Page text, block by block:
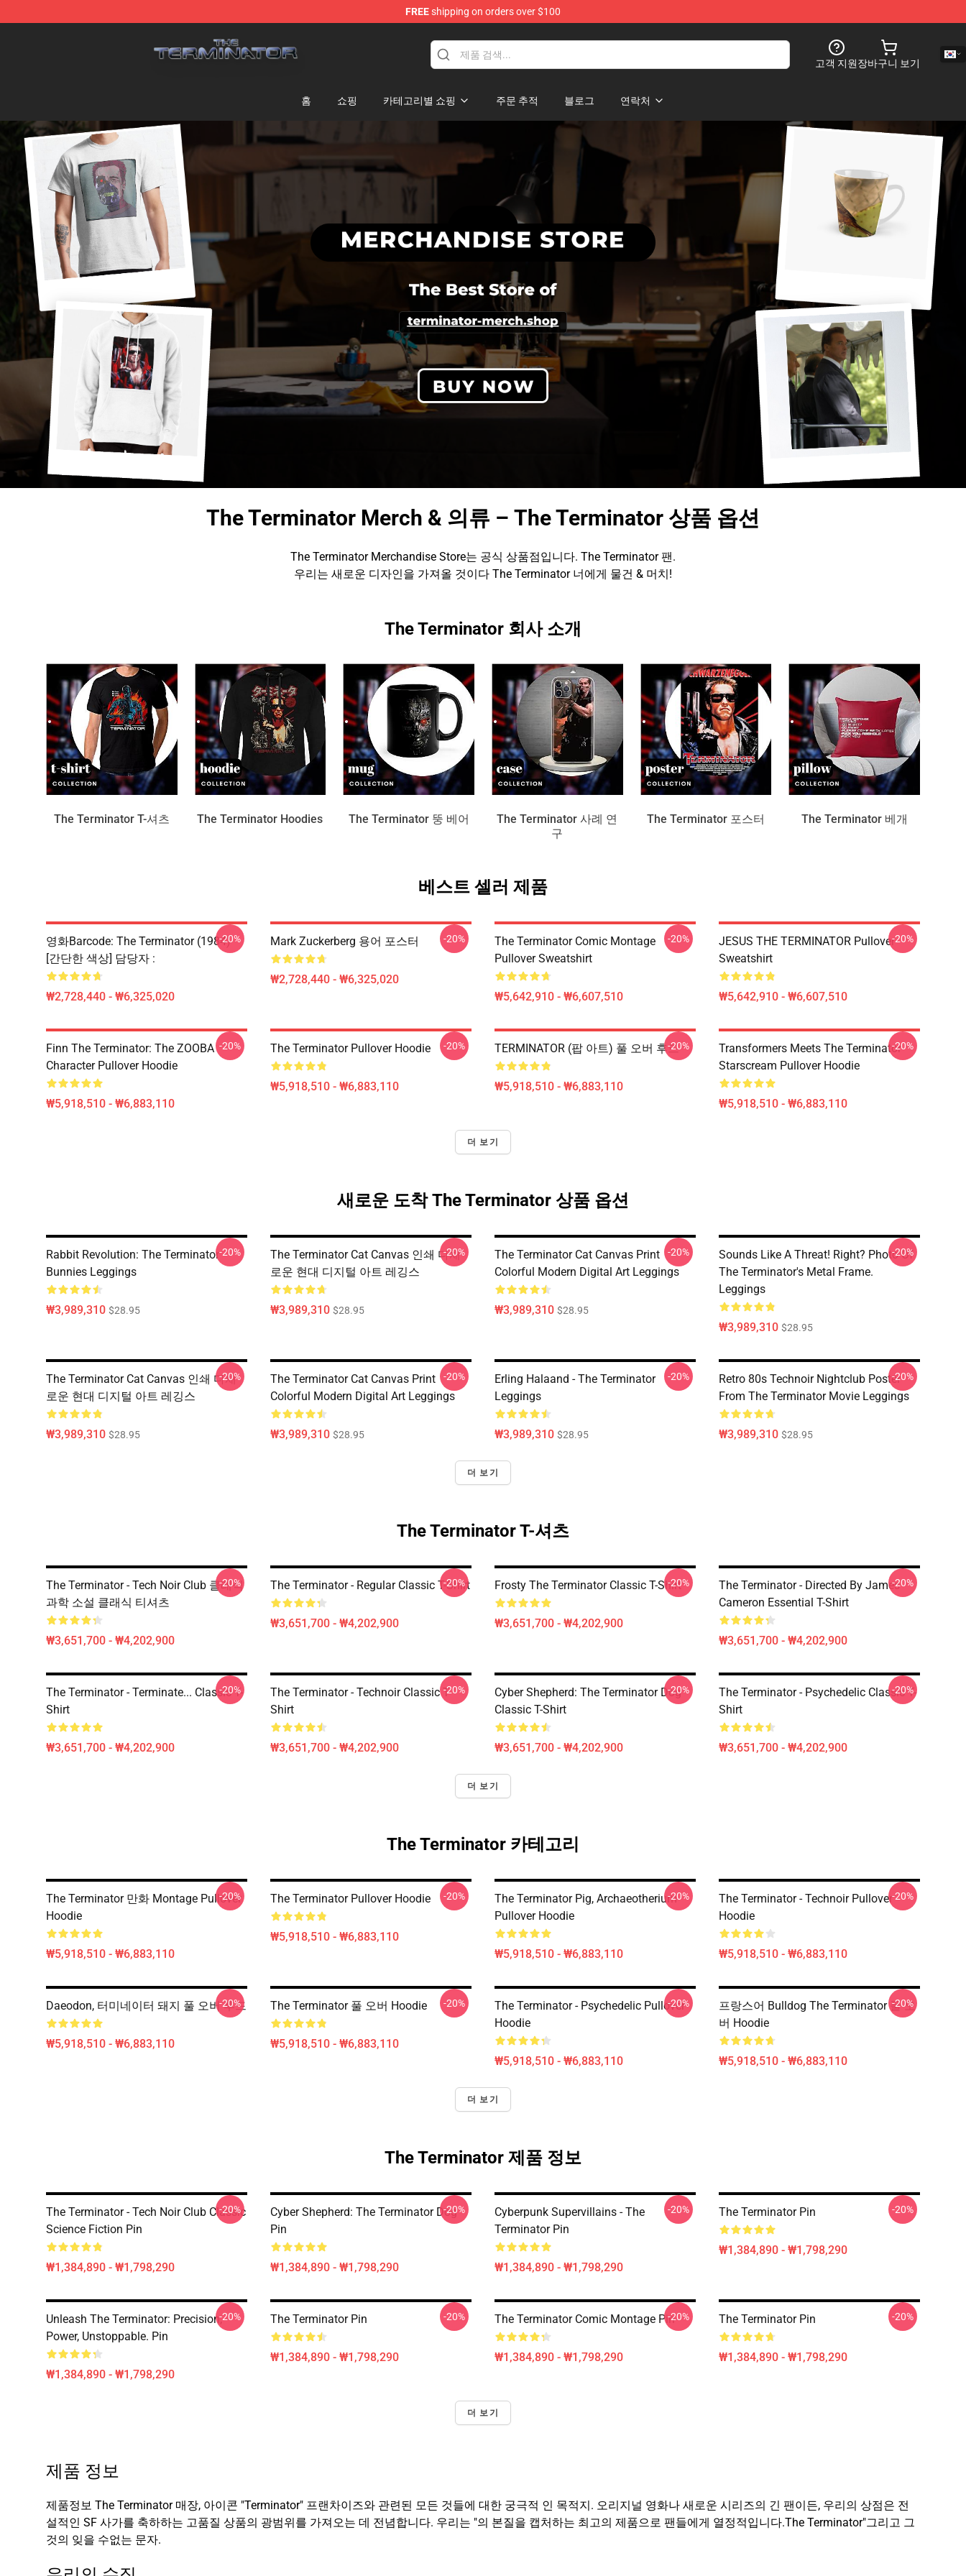
FREEshipping on orders over $100
고객 지원장바구니 보기
홈 쇼핑 카테고리별 쇼핑 주문 추적 블로그 연락처
The Terminator Merch & 의류 – The Terminator 상품 옵션
The Terminator Merchandise Store는 공식 상품점입니다. The Terminator 팬.
우리는 새로운 디자인을 가져올 것이다 The Terminator 너에게 물건 & 머치!
The Terminator 회사 소개
The Terminator T-셔츠 The Terminator Hoodies The Terminator 뚱 베어
The Terminator 사례 연
구
The Terminator 포스터 The Terminator 베개
베스트 셀러 제품
영화barcode: The Terminator (1984)
[간단한 색상] 담당자 :
₩2,728,440 - ₩6,325,020
-20% Mark Zuckerberg 용어 포스터
₩2,728,440 - ₩6,325,020
-20%
The Terminator Comic Montage
Pullover Sweatshirt
₩5,642,910 - ₩6,607,510
-20%
JESUS THE TERMINATOR Pullover
Sweatshirt
₩5,642,910 - ₩6,607,510
-20%
Finn The Terminator: The ZOOBA
Character Pullover Hoodie
₩5,918,510 - ₩6,883,110
-20% The Terminator Pullover Hoodie
₩5,918,510 - ₩6,883,110
-20% TERMINATOR (팝 아트) 풀 오버 후드
₩5,918,510 - ₩6,883,110
-20%
Transformers Meets The Terminator
Starscream Pullover Hoodie
₩5,918,510 - ₩6,883,110
-20%
더 보기
새로운 도착 The Terminator 상품 옵션
Rabbit Revolution: The Terminator
Bunnies Leggings
₩3,989,310 $28.95
-20%
The Terminator Cat Canvas 인쇄 다채
로운 현대 디지털 아트 레깅스
₩3,989,310 $28.95
-20%
The Terminator Cat Canvas Print
Colorful Modern Digital Art Leggings
₩3,989,310 $28.95
-20%
Sounds Like A Threat! Right? Photo Of
The Terminator's Metal Frame.
Leggings
₩3,989,310 $28.95
-20%
The Terminator Cat Canvas 인쇄 다채
로운 현대 디지털 아트 레깅스
₩3,989,310 $28.95
-20%
The Terminator Cat Canvas Print
Colorful Modern Digital Art Leggings
₩3,989,310 $28.95
-20%
Erling Halaand - The Terminator
Leggings
₩3,989,310 $28.95
-20%
Retro 80s Technoir Nightclub Poster
From The Terminator Movie Leggings
₩3,989,310 $28.95
-20%
더 보기
The Terminator T-셔츠
The Terminator - Tech Noir Club 클래식
과학 소설 클래식 티셔츠
₩3,651,700 - ₩4,202,900
-20% The Terminator - Regular Classic T-Shirt
₩3,651,700 - ₩4,202,900
-20% Frosty The Terminator Classic T-Shirt
₩3,651,700 - ₩4,202,900
-20%
The Terminator - Directed By James
Cameron Essential T-Shirt
₩3,651,700 - ₩4,202,900
-20%
The Terminator - Terminate... Classic T-
Shirt
₩3,651,700 - ₩4,202,900
-20%
The Terminator - Technoir Classic T-
Shirt
₩3,651,700 - ₩4,202,900
-20%
Cyber Shepherd: The Terminator Dog
Classic T-Shirt
₩3,651,700 - ₩4,202,900
-20%
The Terminator - Psychedelic Classic T-
Shirt
₩3,651,700 - ₩4,202,900
-20%
더 보기
The Terminator 카테고리
The Terminator 만화 Montage Pullover
Hoodie
₩5,918,510 - ₩6,883,110
-20% The Terminator Pullover Hoodie
₩5,918,510 - ₩6,883,110
-20%
The Terminator Pig, Archaeotherium
Pullover Hoodie
₩5,918,510 - ₩6,883,110
-20%
The Terminator - Technoir Pullover
Hoodie
₩5,918,510 - ₩6,883,110
-20%
Daeodon, 터미네이터 돼지 풀 오버 후드
₩5,918,510 - ₩6,883,110
-20% The Terminator 풀 오버 Hoodie
₩5,918,510 - ₩6,883,110
-20%
The Terminator - Psychedelic Pullover
Hoodie
₩5,918,510 - ₩6,883,110
-20%
프랑스어 Bulldog The Terminator 풀 오
버 Hoodie
₩5,918,510 - ₩6,883,110
-20%
더 보기
The Terminator 제품 정보
The Terminator - Tech Noir Club Classic
Science Fiction Pin
₩1,384,890 - ₩1,798,290
-20%
Cyber Shepherd: The Terminator Dog
Pin
₩1,384,890 - ₩1,798,290
-20%
Cyberpunk Supervillains - The
Terminator Pin
₩1,384,890 - ₩1,798,290
-20% The Terminator Pin
₩1,384,890 - ₩1,798,290
-20%
Unleash The Terminator: Precision,
Power, Unstoppable. Pin
₩1,384,890 - ₩1,798,290
-20% The Terminator Pin
₩1,384,890 - ₩1,798,290
-20% The Terminator Comic Montage Pin
₩1,384,890 - ₩1,798,290
-20% The Terminator Pin
₩1,384,890 - ₩1,798,290
-20%
더 보기
제품 정보
제품정보 The Terminator 매장, 아이콘 "Terminator" 프랜차이즈와 관련된 모든 것들에 대한 궁극적 인 목적지. 오리지널 영화나 새로운 시리즈의 긴 팬이든, 우리의 상점은 전
설적인 SF 사가를 축하하는 고품질 상품의 광범위를 가져오는 데 전념합니다. 우리는 "의 본질을 캡처하는 최고의 제품으로 팬들에게 열정적입니다.The Terminator"그리고 그
것의 잊을 수없는 문자.